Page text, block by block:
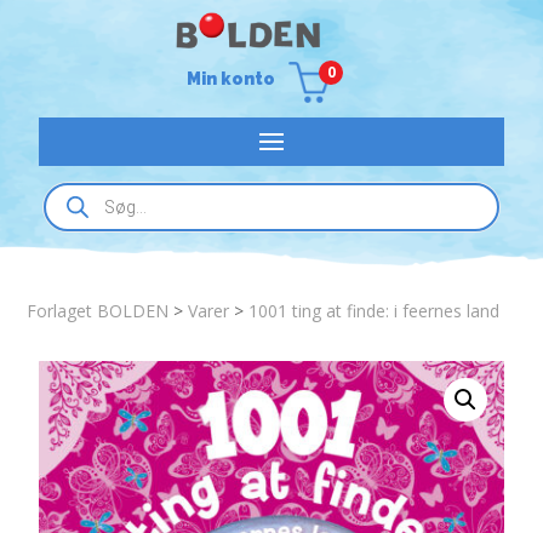
Min konto 0
Products
search
Forlaget BOLDEN >Varer > 1001 ting at finde: i feernes land